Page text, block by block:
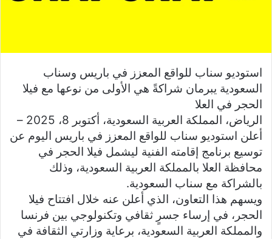
استوديو سناب للواقع المعزز في باريس وسناب
السعودية يبرمان شراكةً هي الأولى من نوعها مع فيلا
الحجر في العلا
الرياض، المملكة العربية السعودية، أكتوبر 8، 2025 –
أعلن استوديو سناب للواقع المعزز في باريس اليوم عن
توسيع برنامج إقامته الفنية ليشمل فيلا الحجر في
محافظة العلا بالمملكة العربية السعودية، وذلك
بالشراكة مع سناب السعودية.
ويسهم هذا التعاون، الذي أعلن عنه خلال افتتاح فيلا
الحجر، في إرساء جسرٍ ثقافي وتكنولوجي بين فرنسا
والمملكة العربية السعودية، برعاية وزارتي الثقافة في